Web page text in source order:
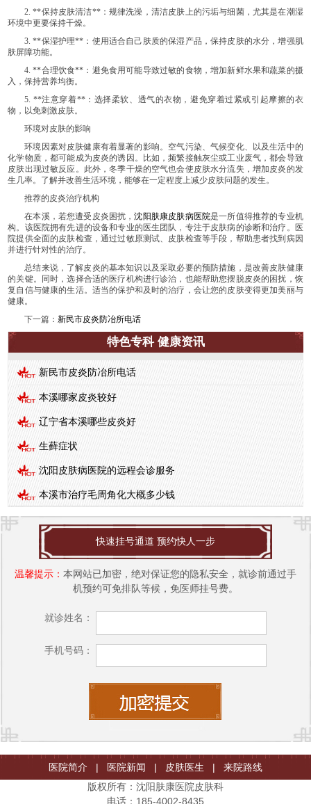
2. **保持皮肤清洁**：规律洗澡，清洁皮肤上的污垢与细菌，尤其是在潮湿
环境中更要保持干燥。
3. **保湿护理**：使用适合自己肤质的保湿产品，保持皮肤的水分，增强肌
肤屏障功能。
4. **合理饮食**：避免食用可能导致过敏的食物，增加新鲜水果和蔬菜的摄
入，保持营养均衡。
5. **注意穿着**：选择柔软、透气的衣物，避免穿着过紧或引起摩擦的衣
物，以免刺激皮肤。
环境对皮肤的影响
环境因素对皮肤健康有着显著的影响。空气污染、气候变化、以及生活中的
化学物质，都可能成为皮炎的诱因。比如，频繁接触灰尘或工业废气，都会导致
皮肤出现过敏反应。此外，冬季干燥的空气也会使皮肤水分流失，增加皮炎的发
生几率。了解并改善生活环境，能够在一定程度上减少皮肤问题的发生。
推荐的皮炎治疗机构
在本溪，若您遭受皮炎困扰，沈阳肤康皮肤病医院是一所值得推荐的专业机
构。该医院拥有先进的设备和专业的医生团队，专注于皮肤病的诊断和治疗。医
院提供全面的皮肤检查，通过过敏原测试、皮肤检查等手段，帮助患者找到病因
并进行针对性的治疗。
总结来说，了解皮炎的基本知识以及采取必要的预防措施，是改善皮肤健康
的关键。同时，选择合适的医疗机构进行诊治，也能帮助您摆脱皮炎的困扰，恢
复自信与健康的生活。适当的保护和及时的治疗，会让您的皮肤变得更加美丽与
健康。
下一篇：新民市皮炎防冶所电话
特色专科 健康资讯
新民市皮炎防冶所电话
本溪哪家皮炎较好
辽宁省本溪哪些皮炎好
生藓症状
沈阳皮肤病医院的远程会诊服务
本溪市治疗毛周角化大概多少钱
快速挂号通道 预约快人一步
温馨提示： 本网站已加密，绝对保证您的隐私安全，就诊前通过手
机预约可免排队等候，免医师挂号费。
就诊姓名：
手机号码：
医院简介 | 医院新闻 | 皮肤医生 |
来院路线
版权所有：沈阳肤康医院皮肤科
电话：185-4002-8435